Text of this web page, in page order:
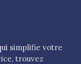
simplifie votre
trouvez